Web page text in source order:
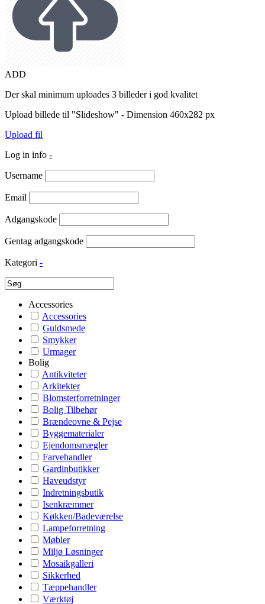
ADD
Der skal minimum uploades 3 billeder i god kvalitet
Upload billede til "Slideshow" - Dimension 460x282 px
Upload fil
Log in info -
Username
Email
Adgangskode
Gentag adgangskode
Kategori -
Accessories
Accessories
Guldsmede
Smykker
Urmager
Bolig
Antikviteter
Arkitekter
Blomsterforretninger
Bolig Tilbehør
Brændeovne & Pejse
Byggematerialer
Ejendomsmægler
Farvehandler
Gardinbutikker
Haveudstyr
Indretningsbutik
Isenkræmmer
Køkken/Badeværelse
Lampeforretning
Møbler
Miljø Løsninger
Mosaikgalleri
Sikkerhed
Tæppehandler
Værktøj